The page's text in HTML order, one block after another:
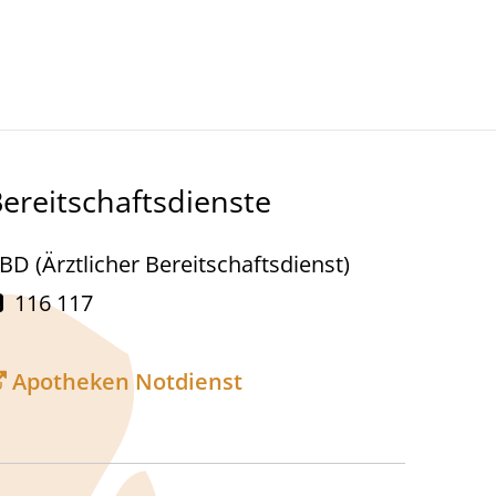
Kultur- Termine - Veranstaltungen
(Ärztlicher Bereitschaftsdienst)
116 117
Apotheken Notdienst